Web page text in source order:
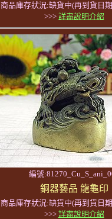
商品庫存狀況:缺貨中(再到貨日
>>> 詳盡說明介紹
編號
銅器藝品 龍龜印
商品庫存狀況:缺貨中(再到貨日
>>> 詳盡說明介紹